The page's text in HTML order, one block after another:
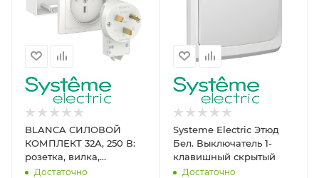
BLANCA СИЛОВОЙ
КОМПЛЕКТ 32А, 250 В:
розетка, вилка,
подъемная коробка,
Достаточно
Systeme Electric Этюд
Бел. Выключатель 1-
клавишный скрытый
Достаточно